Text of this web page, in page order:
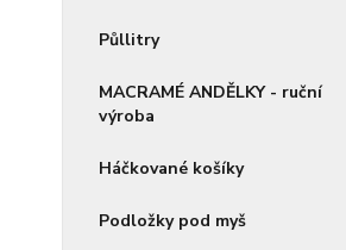
Půllitry
MACRAMÉ ANDĚLKY - ruční
výroba
Háčkované košíky
Podložky pod myš